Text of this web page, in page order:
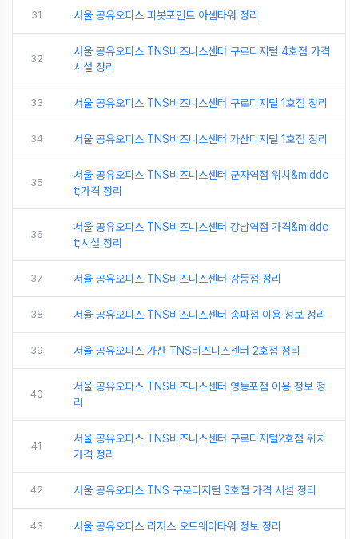
31 서울 공유오피스 피봇포인트 아셈타워 정리
32
서울 공유오피스 TNS비즈니스센터 구로디지털 4호점 가격
시설 정리
33 서울 공유오피스 TNS비즈니스센터 구로디지털 1호점 정리
34 서울 공유오피스 TNS비즈니스센터 가산디지털 1호점 정리
35
서울 공유오피스 TNS비즈니스센터 군자역점 위치&middo
t;가격 정리
36
서울 공유오피스 TNS비즈니스센터 강남역점 가격&middo
t;시설 정리
37 서울 공유오피스 TNS비즈니스센터 강동점 정리
38 서울 공유오피스 TNS비즈니스센터 송파점 이용 정보 정리
39 서울 공유오피스 가산 TNS비즈니스센터 2호점 정리
40
서울 공유오피스 TNS비즈니스센터 영등포점 이용 정보 정
리
41
서울 공유오피스 TNS비즈니스센터 구로디지털2호점 위치
가격 정리
42 서울 공유오피스 TNS 구로디지털 3호점 가격 시설 정리
43 서울 공유오피스 리저스 오토웨이타워 정보 정리